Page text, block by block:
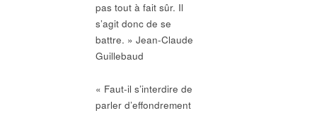
pas tout à fait sûr. Il
s’agit donc de se
battre. » Jean-Claude
Guillebaud
« Faut-il s’interdire de
parler d’effondrement